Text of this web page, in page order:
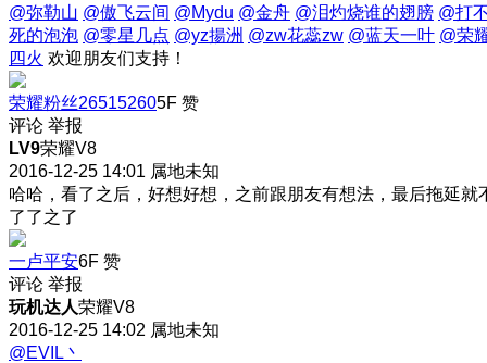
@弥勒山 @傲飞云间 @Mydu @金舟 @泪灼烧谁的翅膀 @打
死的泡泡 @零星几点 @yz揚洲 @zw花蕊zw @蓝天一叶 @荣
四火 欢迎朋友们支持！
荣耀粉丝265152605F 赞
评论 举报
LV9荣耀V8
2016-12-25 14:01 属地未知
哈哈，看了之后，好想好想，之前跟朋友有想法，最后拖延就
了了之了
一卢平安6F 赞
评论 举报
玩机达人荣耀V8
2016-12-25 14:02 属地未知
@EVIL丶